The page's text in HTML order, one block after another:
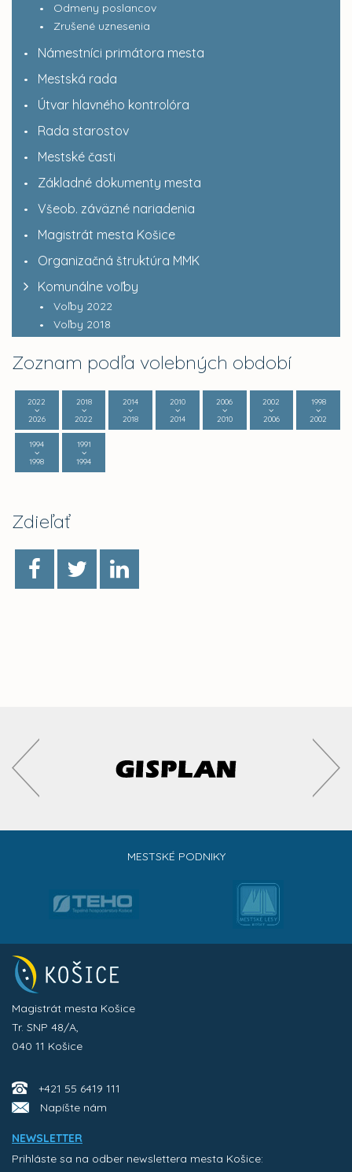
Odmeny poslancov
Zrušené uznesenia
Námestníci primátora mesta
Mestská rada
Útvar hlavného kontrolóra
Rada starostov
Mestské časti
Základné dokumenty mesta
Všeob. záväzné nariadenia
Magistrát mesta Košice
Organizačná štruktúra MMK
Komunálne voľby
Voľby 2022
Voľby 2018
Zoznam podľa volebných období
2022
2026
2018
2022
2014
2018
2010
2014
2006
2010
2002
2006
1998
2002
1994
1998
1991
1994
Zdieľať
MESTSKÉ PODNIKY
Magistrát mesta Košice
Tr. SNP 48/A,
040 11 Košice
+421 55 6419 111
Napíšte nám
NEWSLETTER
Prihláste sa na odber newslettera mesta Košice: